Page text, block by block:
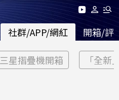
社群/APP/網紅 開箱/評
三星摺疊機開箱 「全新